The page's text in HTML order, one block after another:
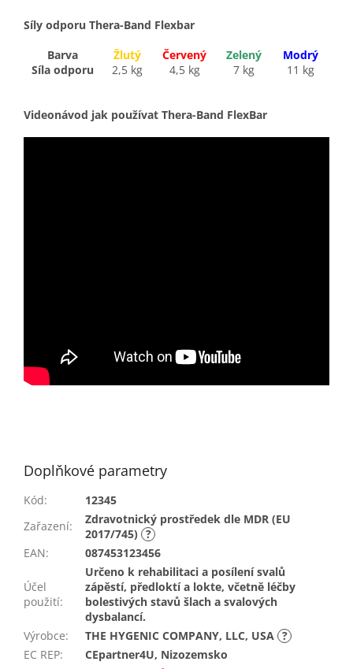
Síly odporu Thera-Band Flexbar
Barva
Žlutý Červený Zelený
Modrý
Síla odporu
2,5 kg 4,5 kg 7 kg 11 kg
Videonávod jak používat Thera-Band FlexBar
Doplňkové parametry
Kód:
12345
Zařazení:
Zdravotnický prostředek dle MDR (EU
2017/745) ?
EAN: 087453123456
Účel
použití:
Určeno k rehabilitaci a posílení svalů
zápěstí, předloktí a lokte, včetně léčby
bolestivých stavů šlach a svalových
dysbalancí.
Výrobce: THE HYGENIC COMPANY, LLC, USA ?
EC REP:
CEpartner4U, Nizozemsko